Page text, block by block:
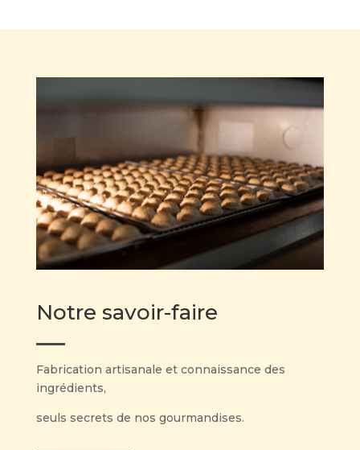
Notre savoir-faire
Fabrication artisanale et connaissance des
ingrédients,
seuls secrets de nos gourmandises.